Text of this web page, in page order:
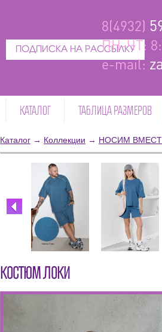
ПОДПИСКА НА РАССЫЛКУ
8(4932)
ПН-ЧТ:
e-mail:
КАТАЛОГ ТАБЛИЦА РАЗМЕРОВ
Каталог → Коллекции → НОСИМ
КОСТЮМ ЛОКИ